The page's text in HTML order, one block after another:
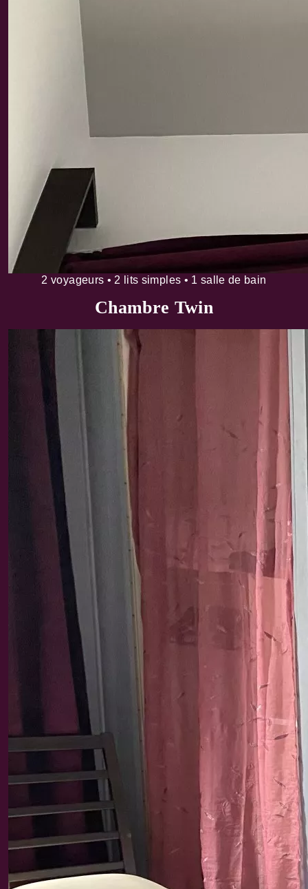
2 voyageurs • 2 lits simples • 1 salle de bain
Chambre Twin